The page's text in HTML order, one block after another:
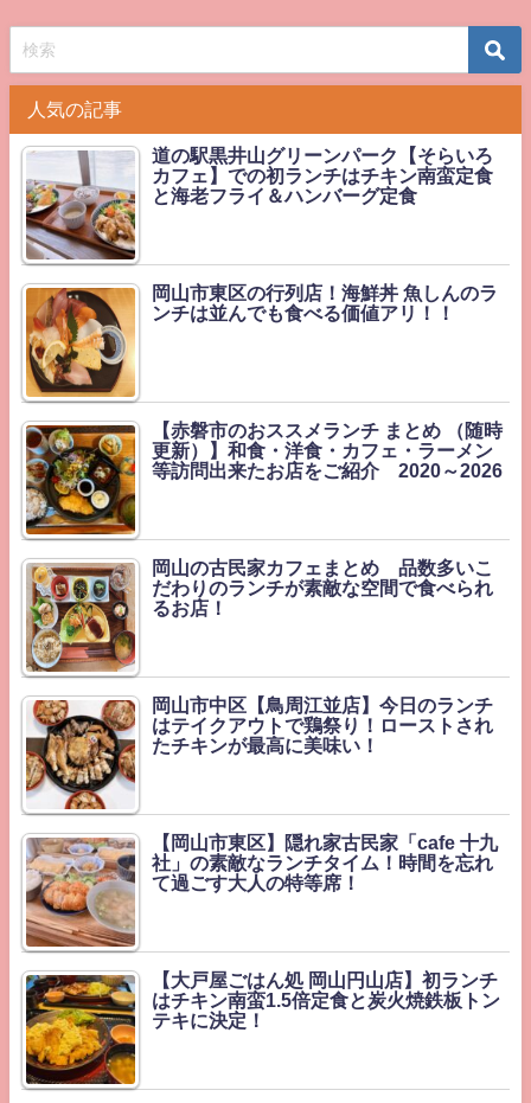
人気の記事
道の駅黒井山グリーンパーク【そらいろ
カフェ】での初ランチはチキン南蛮定食
と海老フライ＆ハンバーグ定食
岡山市東区の行列店！海鮮丼 魚しんのラ
ンチは並んでも食べる価値アリ！！
【赤磐市のおススメランチ まとめ （随時
更新）】和食・洋食・カフェ・ラーメン
等訪問出来たお店をご紹介 2020～2026
岡山の古民家カフェまとめ 品数多いこ
だわりのランチが素敵な空間で食べられ
るお店！
岡山市中区【鳥周江並店】今日のランチ
はテイクアウトで鶏祭り！ローストされ
たチキンが最高に美味い！
【岡山市東区】隠れ家古民家「cafe 十九
社」の素敵なランチタイム！時間を忘れ
て過ごす大人の特等席！
【大戸屋ごはん処 岡山円山店】初ランチ
はチキン南蛮1.5倍定食と炭火焼鉄板トン
テキに決定！